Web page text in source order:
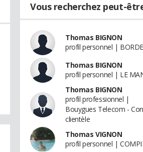
Vous recherchez peut-
Thomas BIGNON
profil personnel |
Thomas BIGNON
profil personnel | LE
Thomas BIGNON
profil professionnel |
Bouygues Telecom -
clientèle
Thomas VIGNON
profil personnel |